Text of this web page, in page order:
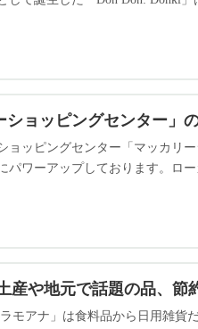
ョッピングセンター」
ッピングセンター「マッカリ
ワーアップしております。ロ
産や地元で話題の品、節
モアナ」は食料品から日用雑貨